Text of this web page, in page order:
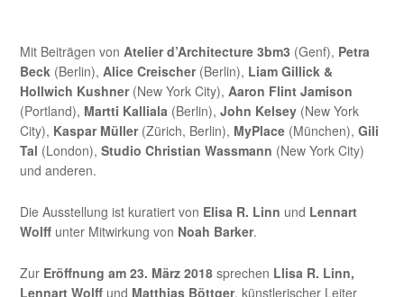
Mit Beiträgen von Atelier d’Architecture 3bm3 (Genf), Petra
Beck (Berlin), Alice Creischer(Berlin), Liam Gillick &
Hollwich Kushner (New York City), Aaron Flint Jamison
(Portland), Martti Kalliala (Berlin),John Kelsey (New York
City), Kaspar Müller(Zürich, Berlin), MyPlace (München),Gili
Tal (London),Studio Christian Wassmann (New York City)
und anderen.
Die Ausstellung ist kuratiert von Elisa R. Linn und Lennart
Wolff unter Mitwirkung von Noah Barker.
Zur Eröffnung am 23. März 2018 sprechen Llisa R. Linn,
Lennart Wolff und Matthias Böttger, künstlerischer Leiter